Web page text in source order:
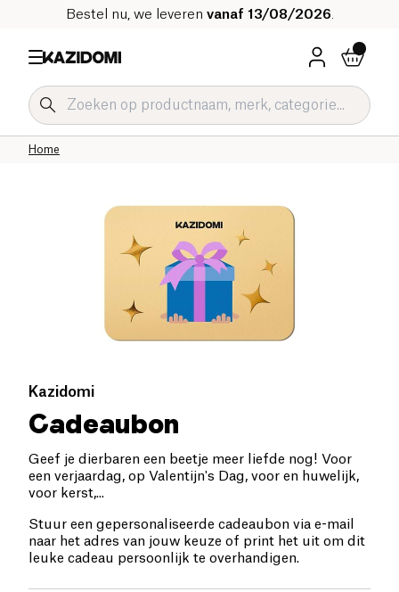
Bestel nu, we leveren vanaf 13/08/2026
Home
Kazidomi
Cadeaubon
Geef je dierbaren een beetje meer liefde nog! Voor
een verjaardag, op Valentijn's Dag, voor en huwelijk,
voor kerst,...
Stuur een gepersonaliseerde cadeaubon via e-mail
naar het adres van jouw keuze of print het uit om dit
leuke cadeau persoonlijk te overhandigen.